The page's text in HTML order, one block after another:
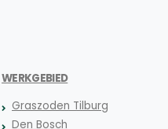
WERKGEBIED
Graszoden Tilburg
Den Bosch